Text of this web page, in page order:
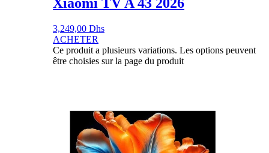
3,249,00 Dhs
ACHETER
Ce produit a plusieurs variations. Les options peuvent
être choisies sur la page du produit